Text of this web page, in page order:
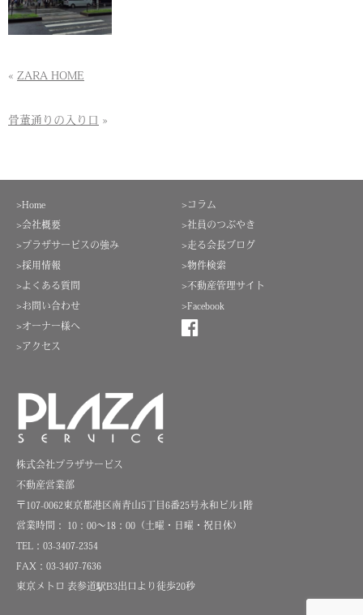
« ZARA HOME
骨董通りの入り口 »
>コラム
>社員のつぶやき
>走る会長ブログ
>物件検索
>不動産管理サイト
>Facebook
>Home
>会社概要
>プラザサービスの強み
>採用情報
>よくある質問
>お問い合わせ
>オーナー様へ
>アクセス
株式会社プラザサービス
不動産営業部
〒107-0062東京都港区南青山5丁目6番25号永和ビル1階
営業時間： 10：00～18：00（土曜・日曜・祝日休）
TEL：03-3407-2354
FAX：03-3407-7636
東京メトロ 表参道駅B3出口より徒歩20秒